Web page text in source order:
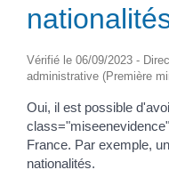
Vérifié le 06/09/2023 -
administrative (Première
Oui, il est possible
France. Par exemple,
nationalités.